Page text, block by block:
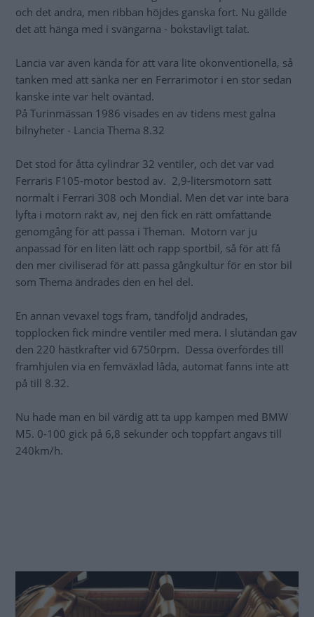
och det andra, men ribban höjdes ganska fort. Nu gällde
det att hänga med i svängarna - bokstavligt talat.
Lancia var även kända för att vara lite okonventionella, så
tanken med att sänka ner en Ferrarimotor i en stor sedan
kanske inte var helt oväntad.
På Turinmässan 1986 visades en av tidens mest galna
bilnyheter - Lancia Thema 8.32
Det stod för åtta cylindrar 32 ventiler, och det var vad
Ferraris F105-motor bestod av. 2,9-litersmotorn satt
normalt i Ferrari 308 och Mondial. Men det var inte bara
lyfta i motorn rakt av, nej den fick en rätt omfattande
genomgång för att passa i Theman. Motorn var ju
anpassad för en liten lätt och rapp sportbil, så för att få
den mer civiliserad för att passa gångkultur för en stor bil
som Thema ändrades den en hel del.
En annan vevaxel togs fram, tändföljd ändrades,
topplocken fick mindre ventiler med mera. I slutändan gav
den 220 hästkrafter vid 6750rpm. Dessa överfördes till
framhjulen via en femväxlad låda, automat fanns inte att
på till 8.32.
Nu hade man en bil värdig att ta upp kampen med BMW
M5. 0-100 gick på 6,8 sekunder och toppfart angavs till
240km/h.